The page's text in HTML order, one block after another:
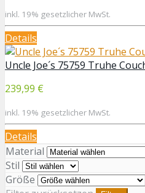
inkl. 19% gesetzlicher MwSt.
Details
Uncle Joe´s 75759 Truhe
239,99 €
inkl. 19% gesetzlicher MwSt.
Details
Material
Stil
Größe